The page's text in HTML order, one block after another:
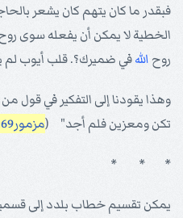
فبقدر ما كان يتهم كان يشعر
الخطية لا يمكن أن يفعله سوى
روح اللهفي ضميرك؟. قلب أيوب لم
وهذا يقودنا إلى التفكير في قول
تكن ومعزين فلم أجد" (مزمور69: 20
* * *
يمكن تقسيم خطاب بلدد إلى قسمين